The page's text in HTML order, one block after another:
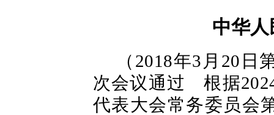
中华
（2018年3月20
次会议通过 根据
代表大会常务委员会